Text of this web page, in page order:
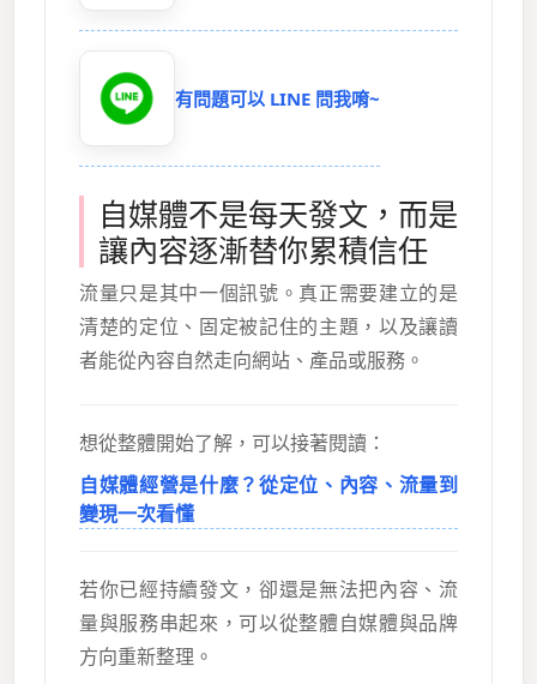
有問題可以 LINE 問我唷~
自媒體不是每天發文，而是
讓內容逐漸替你累積信任
流量只是其中一個訊號。真正需要建立的是
清楚的定位、固定被記住的主題，以及讓讀
者能從內容自然走向網站、產品或服務。
想從整體開始了解，可以接著閱讀：
自媒體經營是什麼？從定位、內容、流量到
變現一次看懂
若你已經持續發文，卻還是無法把內容、流
量與服務串起來，可以從整體自媒體與品牌
方向重新整理。